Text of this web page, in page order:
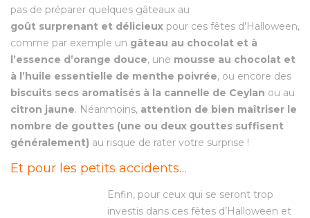
pas de préparer quelques gâteaux au
goût surprenant et délicieux pour ces fêtes d’Halloween,
comme par exemple un gâteau au chocolat et à
l’essence d’orange douce, une mousse au chocolat et
à l’huile essentielle de menthe poivrée, ou encore des
biscuits secs aromatisés à la cannelle de Ceylan ou au
citron jaune. Néanmoins, attention de bien maîtriser le
nombre de gouttes (une ou deux gouttes suffisent
généralement) au risque de rater votre surprise !
Et pour les petits accidents…
Enfin, pour ceux qui se seront trop
investis dans ces fêtes d’Halloween et